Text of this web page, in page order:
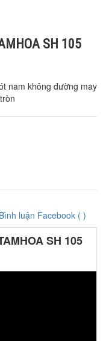
SH 105
nam không đường may
Bình luận Facebook ( )
SH 105